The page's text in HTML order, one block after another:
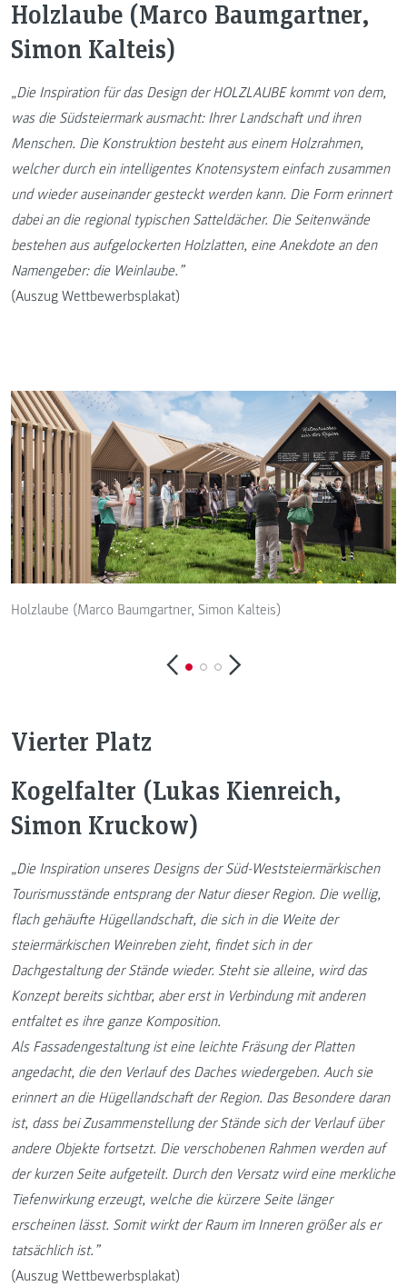
Holzlaube (Marco Baumgartner,
Simon Kalteis)
„Die Inspiration für das Design der HOLZLAUBE kommt von dem,
was die Südsteiermark ausmacht: Ihrer Landschaft und ihren
Menschen. Die Konstruktion besteht aus einem Holzrahmen,
welcher durch ein intelligentes Knotensystem einfach zusammen
und wieder auseinander gesteckt werden kann. Die Form erinnert
dabei an die regional typischen Satteldächer. Die Seitenwände
bestehen aus aufgelockerten Holzlatten, eine Anekdote an den
Namengeber: die Weinlaube.”
(Auszug Wettbewerbsplakat)
Holzlaube (Marco Baumgartner, Simon Kalteis)
Vierter Platz
Kogelfalter (Lukas Kienreich,
Simon Kruckow)
„Die Inspiration unseres Designs der Süd-Weststeiermärkischen
Tourismusstände entsprang der Natur dieser Region. Die wellig,
flach gehäufte Hügellandschaft, die sich in die Weite der
steiermärkischen Weinreben zieht, findet sich in der
Dachgestaltung der Stände wieder. Steht sie alleine, wird das
Konzept bereits sichtbar, aber erst in Verbindung mit anderen
entfaltet es ihre ganze Komposition.
Als Fassadengestaltung ist eine leichte Fräsung der Platten
angedacht, die den Verlauf des Daches wiedergeben. Auch sie
erinnert an die Hügellandschaft der Region. Das Besondere daran
ist, dass bei Zusammenstellung der Stände sich der Verlauf über
andere Objekte fortsetzt. Die verschobenen Rahmen werden auf
der kurzen Seite aufgeteilt. Durch den Versatz wird eine merkliche
Tiefenwirkung erzeugt, welche die kürzere Seite länger
erscheinen lässt. Somit wirkt der Raum im Inneren größer als er
tatsächlich ist.”
(Auszug Wettbewerbsplakat)